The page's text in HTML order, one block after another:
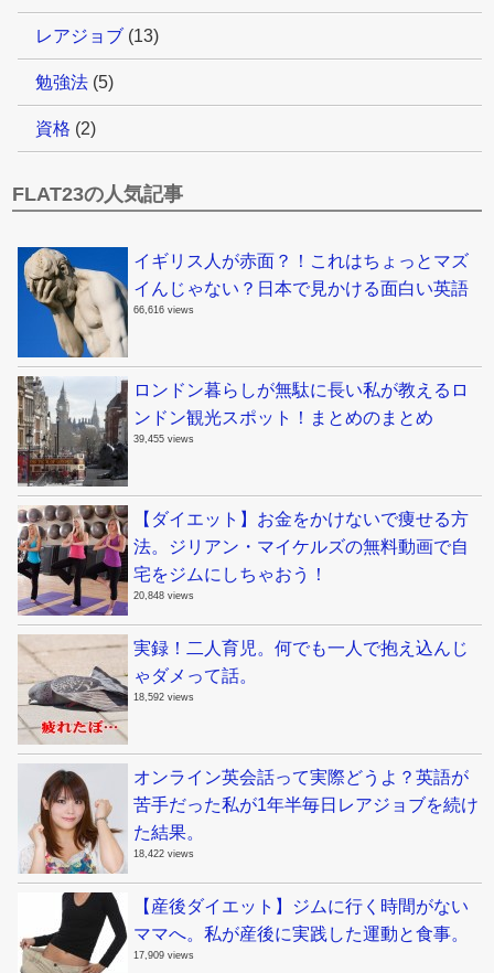
レアジョブ (13)
勉強法 (5)
資格 (2)
FLAT23の人気記事
イギリス人が赤面？！これはちょっとマズ
イんじゃない？日本で見かける面白い英語
66,616 views
ロンドン暮らしが無駄に長い私が教えるロ
ンドン観光スポット！まとめのまとめ
39,455 views
【ダイエット】お金をかけないで痩せる方
法。ジリアン・マイケルズの無料動画で自
宅をジムにしちゃおう！
20,848 views
実録！二人育児。何でも一人で抱え込んじ
ゃダメって話。
18,592 views
オンライン英会話って実際どうよ？英語が
苦手だった私が1年半毎日レアジョブを続け
た結果。
18,422 views
【産後ダイエット】ジムに行く時間がない
ママへ。私が産後に実践した運動と食事。
17,909 views